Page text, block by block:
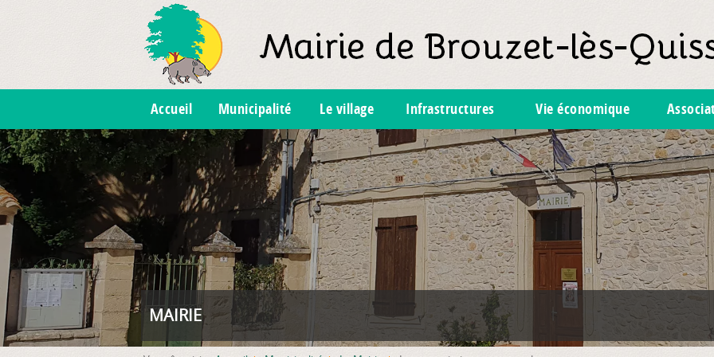
Accueil Municipalité Le village Infrastructures Vie économique
MAIRIE
FOYER